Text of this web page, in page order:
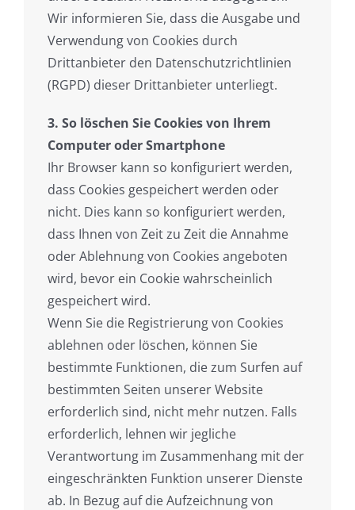
Wir informieren Sie, dass die Ausgabe und
Verwendung von Cookies durch
Drittanbieter den Datenschutzrichtlinien
(RGPD) dieser Drittanbieter unterliegt.
3. So löschen Sie Cookies von Ihrem
Computer oder Smartphone
Ihr Browser kann so konfiguriert werden,
dass Cookies gespeichert werden oder
nicht. Dies kann so konfiguriert werden,
dass Ihnen von Zeit zu Zeit die Annahme
oder Ablehnung von Cookies angeboten
wird, bevor ein Cookie wahrscheinlich
gespeichert wird.
Wenn Sie die Registrierung von Cookies
ablehnen oder löschen, können Sie
bestimmte Funktionen, die zum Surfen auf
bestimmten Seiten unserer Website
erforderlich sind, nicht mehr nutzen. Falls
erforderlich, lehnen wir jegliche
Verantwortung im Zusammenhang mit der
eingeschränkten Funktion unserer Dienste
ab. In Bezug auf die Aufzeichnung von